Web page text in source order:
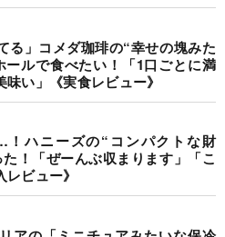
る」コメダ珈琲の“幸せの塊みた
ルで食べたい！「1口ごとに満
い」《実食レビュー》
ハニーズの“コンパクトな財
！「ぜーんぶ収まります」「こ
ビュー》